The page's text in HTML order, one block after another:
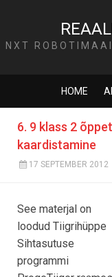
NXT
HOME
6. 9 klass 2
kaardistamine
17 SEPTEMBER 2012
See materjal on
loodud Tiigrihüppe
Sihtasutuse
programmi